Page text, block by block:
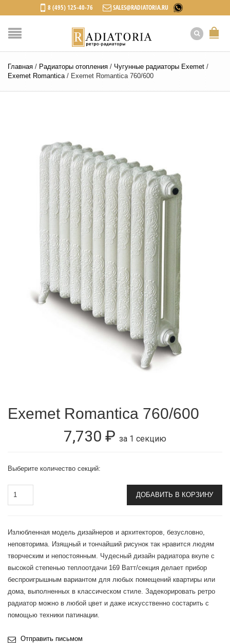
8 (495) 125-40-76 SALES@RADIATORIA.RU
Главная / Радиаторы отопления / Чугунные радиаторы Exemet /
Exemet Romantica / Exemet Romantica 760/600
Exemet Romantica 760/600
7,730 ₽ за 1 секцию
Выберите количество секций:
ДОБАВИТЬ В КОРЗИНУ
Излюбленная модель дизайнеров и архитекторов, безусловно,
неповторима. Изящный и тончайший рисунок так нравится людям
творческим и непостоянным. Чудесный дизайн радиатора вкупе с
высокой степенью теплоотдачи 169 Ватт/секция делает прибор
беспроигрышным вариантом для любых помещений квартиры или
дома, выполненных в классическом стиле. Задекорировать ретро
радиатор можно в любой цвет и даже искусственно состарить с
помощью техники патинации.
Отправить письмом